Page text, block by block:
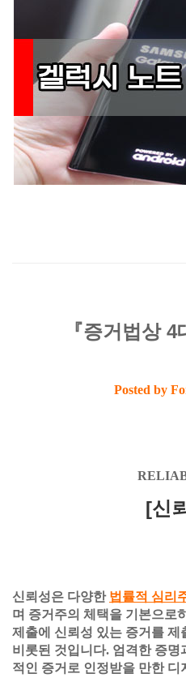
『증거법상 4
Posted by
[신
신뢰성은 다양한 법률적 심리
며 증거주의 체택을 기본으로
제출에 신뢰성 있는 증거를 제
비롯된 것입니다. 엄격한 증
적인 증거로 인정받을 만한